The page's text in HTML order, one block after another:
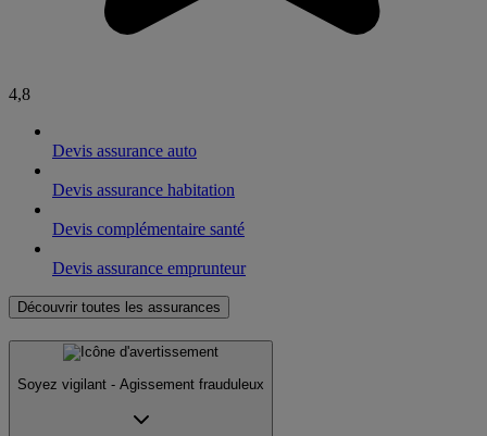
4,8
Devis assurance auto
Devis assurance habitation
Devis complémentaire santé
Devis assurance emprunteur
Découvrir toutes les assurances
Soyez vigilant - Agissement frauduleux